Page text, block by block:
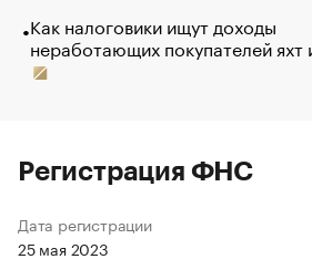
Как налоговики ищут доходы
неработающих покупателей яхт
Регистрация ФНС
Дата регистрации
25 мая 2023